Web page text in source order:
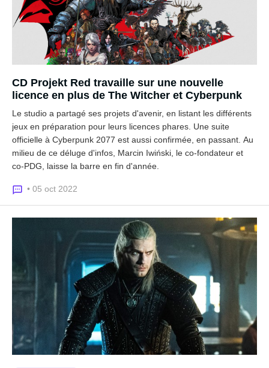
CD Projekt Red travaille sur une nouvelle
licence en plus de The Witcher et Cyberpunk
Le studio a partagé ses projets d'avenir, en listant les différents
jeux en préparation pour leurs licences phares. Une suite
officielle à Cyberpunk 2077 est aussi confirmée, en passant. Au
milieu de ce déluge d'infos, Marcin Iwiński, le co-fondateur et
co-PDG, laisse la barre en fin d'année.
• 05 oct 2022